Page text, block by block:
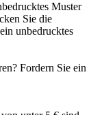
Muster
Sie die
unbedrucktes
Fordern Sie ein